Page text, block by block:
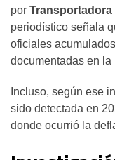
por Transportadora
periodístico señala
oficiales
documentadas en la
Incluso, según ese
sido detectada en
donde ocurrió la